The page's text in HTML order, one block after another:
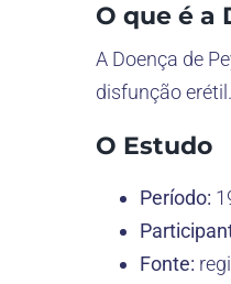
O que é a
A Doença de
disfunção
O Estudo
Período:
Fonte: